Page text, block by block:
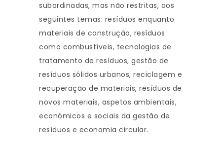
subordinadas, mas não restritas, aos
seguintes temas: resíduos enquanto
materiais de construção, resíduos
como combustíveis, tecnologias de
tratamento de resíduos, gestão de
resíduos sólidos urbanos, reciclagem e
recuperação de materiais, resíduos de
novos materiais, aspetos ambientais,
económicos e sociais da gestão de
resíduos e economia circular.